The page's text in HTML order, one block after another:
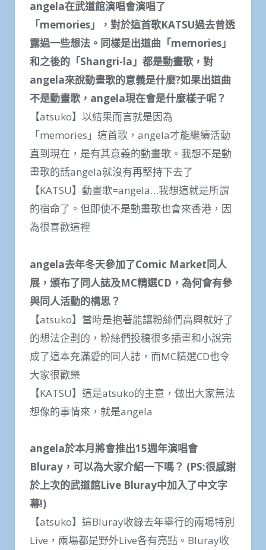
angela在武道館演唱會演唱了
「memories」，對於這首歌KATSU過去曾透
露過一些想法。同樣是出道曲「memories」
和之後的「Shangri-la」都是動畫歌，對
angela來說動畫歌的意義是什麼?如果出道曲
不是動畫歌，angela現在會是什麼樣子呢？
【atsuko】以結果而言就是因為
「memories」這首歌，angela才能繼續活動
直到現在，是有其意義的動畫歌。我想不是動
畫歌的話angela就沒有再堅持下去了
【KATSU】動畫歌=angela…我想這就是所謂
的宿命了。但即使不是動畫歌也會來香港，因
為很喜歡這裡
angela去年冬天參加了Comic Market同人
展，頒布了同人誌及MC精選CD，為何會有參
與同人活動的構思？
【atsuko】當時是抱著能讓粉絲們高興就好了
的想法企劃的，粉絲們投稿很多插畫和小說完
成了這本充滿愛的同人誌，而MC精選CD也令
大家很歡樂
【KATSU】這是atsuko的主意，做出大家無法
想像的事情來，就是angela
angela於本月將會推出15週年演唱會
Bluray，可以為大家介紹一下嗎？ (PS:很感謝
於上次的武道館Live Bluray中加入了中文字
幕!)
【atsuko】這Bluray收錄去年舉行的兩場特別
Live，兩場都是野外Live各有亮點。Bluray收